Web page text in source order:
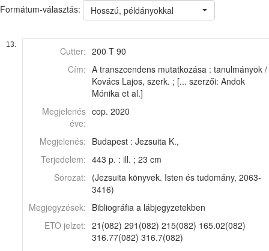
Formátum-választás: Hosszú, példányokkal
13.
Cutter: 200 T 90
Cím: A transzcendens mutatkozása : tanulmányok /
Kovács Lajos, szerk. ; [... szerzői: Andok
Mónika et al.]
Megjelenés
éve:
cop. 2020
Megjelenés: Budapest : Jezsuita K.,
Terjedelem: 443 p. : ill. ; 23 cm
Sorozat: (Jezsuita könyvek. Isten és tudomány, 2063-
3416)
Megjegyzések: Bibliográfia a lábjegyzetekben
ETO jelzet: 21(082) 291(082) 215(082) 165.02(082)
316.77(082) 316.7(082)